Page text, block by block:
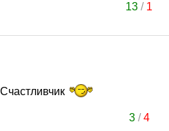
13 / 1
3/4